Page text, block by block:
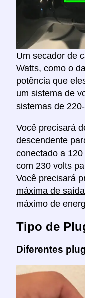
Um secador de
Watts, como o
potência que
um sistema de
sistemas de
Você precisará
descendente
conectado a
com 230 volts
Você precisará
máxima de saída
máximo de
Tipo de
Diferentes